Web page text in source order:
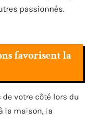
passionnés.
favorisent la
votre côté lors du
la maison, la